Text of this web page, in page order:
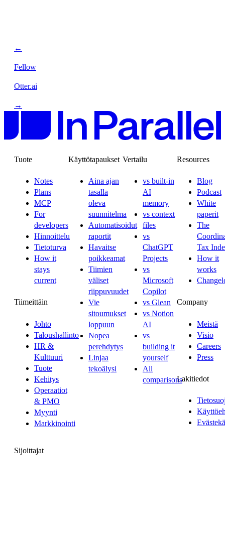
←
Fellow
Otter.ai
→
Tuote
Notes
Plans
MCP
For
developers
Hinnoittelu
Tietoturva
How it
stays
current
Tiimeittäin
Johto
Taloushallinto
HR &
Kulttuuri
Tuote
Kehitys
Operaatiot
& PMO
Myynti
Markkinointi
Käyttötapaukset
Aina ajan
tasalla
oleva
suunnitelma
Automatisoidut
raportit
Havaitse
poikkeamat
Tiimien
väliset
riippuvuudet
Vie
sitoumukset
loppuun
Nopea
perehdytys
Linjaa
tekoälysi
Vertailu
vs built-in
AI
memory
vs context
files
vs
ChatGPT
Projects
vs
Microsoft
Copilot
vs Glean
vs Notion
AI
vs
building it
yourself
All
comparisons
Resources
Blog
Podcast
White
paperit
The
Tax
How it
works
Company
Meistä
Visio
Careers
Press
Lakitiedot
Sijoittajat